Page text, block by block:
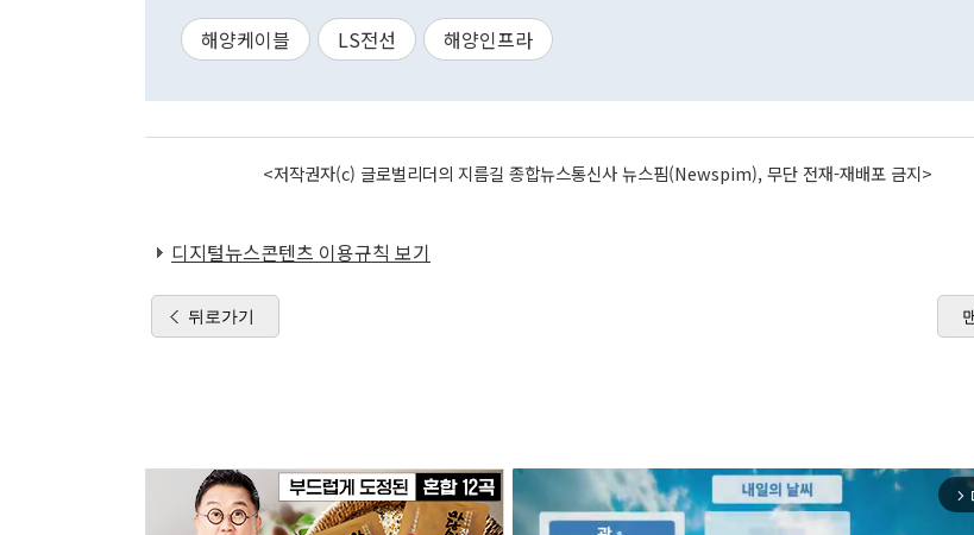
해양케이블 LS전선 해양인프라
<저작권자(c) 글로벌리더의 지름길 종합뉴스통신사 뉴스핌(Newspim), 무단 전재-재배포 금지>
디지털뉴스콘텐츠 이용규칙 보기
뒤로가기
arrow_forward_ios